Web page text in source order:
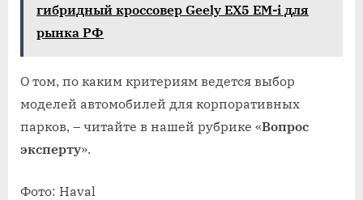
гибридный кроссовер Geely EX5 EM-i для
рынка РФ
О том, по каким критериям ведется выбор
моделей автомобилей для корпоративных
парков, – читайте в нашей рубрике «Вопрос
эксперту».
Фото: Haval